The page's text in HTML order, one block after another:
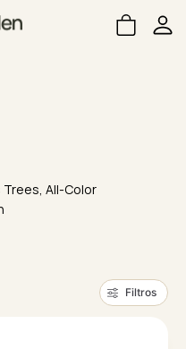
All-Color
Filtros